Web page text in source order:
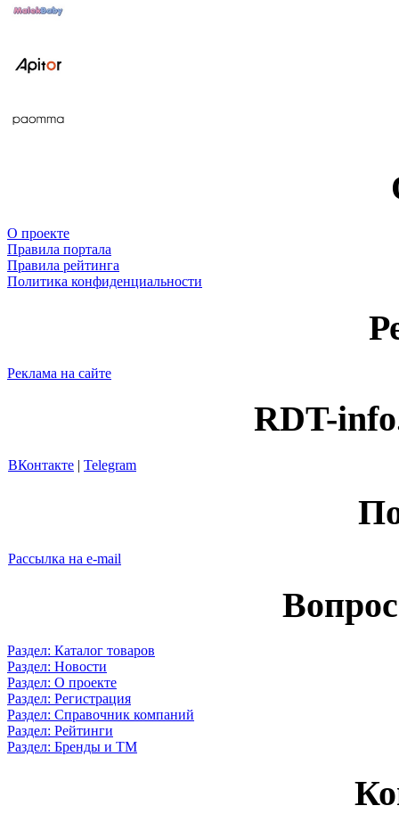
О проекте
Правила портала
Правила рейтинга
Политика конфиденциальности
Реклама на сайте
RDT-
ВКонтакте | Telegram
Рассылка на e-mail
Раздел: Каталог товаров
Раздел: Новости
Раздел: О проекте
Раздел: Регистрация
Раздел: Справочник компаний
Раздел: Рейтинги
Раздел: Бренды и ТМ